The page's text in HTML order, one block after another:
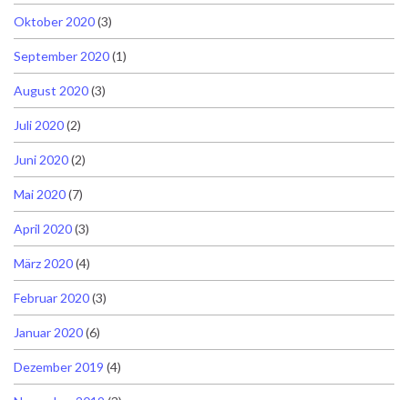
Oktober 2020(3)
September 2020(1)
August 2020(3)
Juli 2020(2)
Juni 2020(2)
Mai 2020(7)
April 2020(3)
März 2020(4)
Februar 2020(3)
Januar 2020(6)
Dezember 2019 (4)